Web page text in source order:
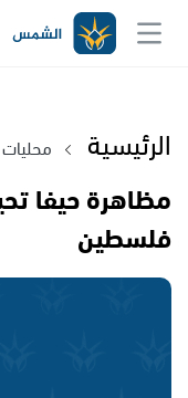
الرئيسية محليات
مظاهرة حيفا
فلسطين